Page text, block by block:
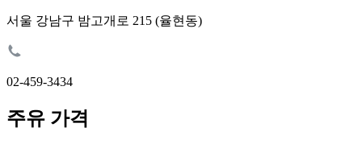
서울 강남구 밤고개로 215 (율현동)
02-459-3434
주유 가격